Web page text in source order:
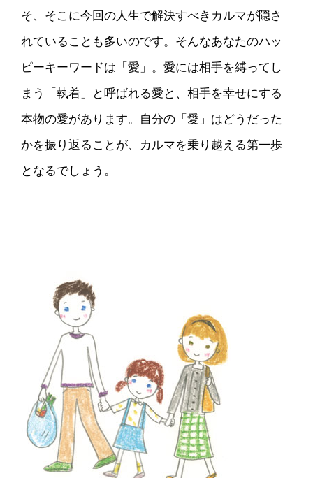
そ、そこに今回の人生で解決すべきカルマが隠さ
れていることも多いのです。そんなあなたのハッ
ピーキーワードは「愛」。愛には相手を縛ってし
まう「執着」と呼ばれる愛と、相手を幸せにする
本物の愛があります。自分の「愛」はどうだった
かを振り返ることが、カルマを乗り越える第一歩
となるでしょう。